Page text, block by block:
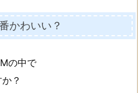
かわいい？
の中で
？